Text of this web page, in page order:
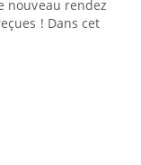
rendez-
! Dans cet